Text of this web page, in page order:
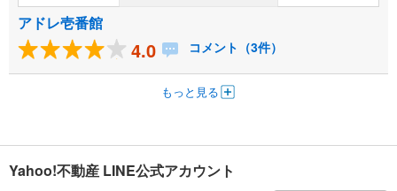
アドレ壱番館
4.0 コメント（3件）
もっと見る
Yahoo!不動産 LINE公式アカウント